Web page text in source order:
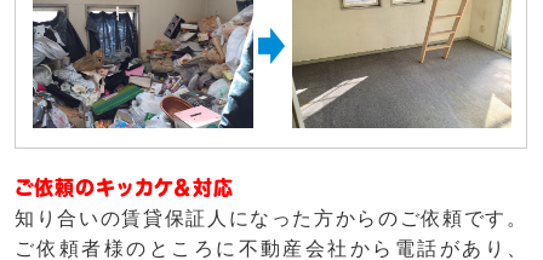
ご依頼のキッカケ＆対応
知り合いの賃貸保証人になった方からのご依頼です。
ご依頼者様のところに不動産会社から電話があり、